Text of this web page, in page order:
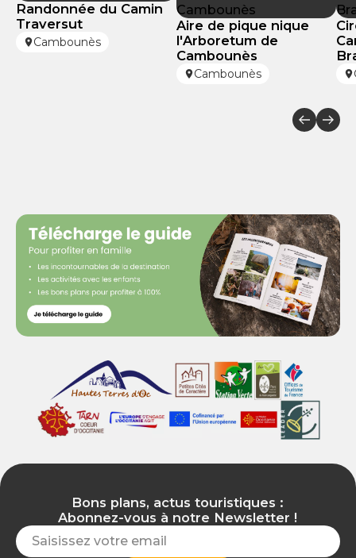
Randonnée du Camin
Traversut
Cambounès
Aire de pique nique
l'Arboretum de
Cambounès
Cambounès
Bons plans, actus touristiques :
Abonnez-vous à notre Newsletter !